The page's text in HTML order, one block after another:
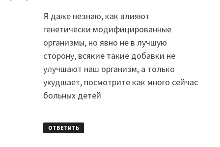
Я даже незнаю, как влияют
генетически модифицированные
организмы, но явно не в лучшую
сторону, всякие такие добавки не
улучшают наш организм, а только
ухудшает, посмотрите как много сейчас
больных детей
ОТВЕТИТЬ